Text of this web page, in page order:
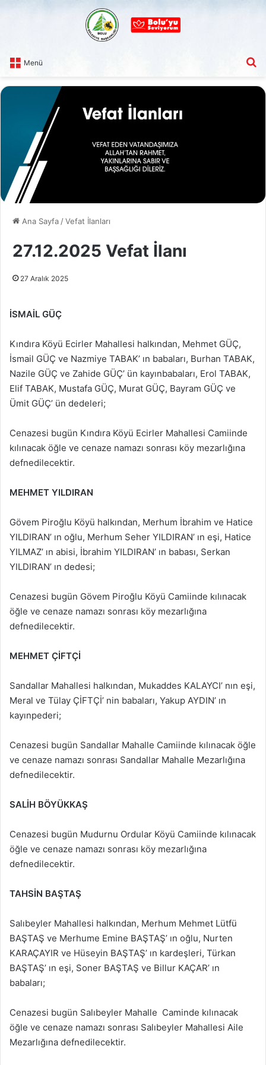
Menü
Ana Sayfa /Vefat İlanları
27.12.2025 Vefat İlanı
27 Aralık 2025
İSMAİL GÜÇ
Kındıra Köyü Ecirler Mahallesi halkından, Mehmet GÜÇ,
İsmail GÜÇ ve Nazmiye TABAK’ ın babaları, Burhan TABAK,
Nazile GÜÇ ve Zahide GÜÇ’ ün kayınbabaları, Erol TABAK,
Elif TABAK, Mustafa GÜÇ, Murat GÜÇ, Bayram GÜÇ ve
Ümit GÜÇ’ ün dedeleri;
Cenazesi bugün Kındıra Köyü Ecirler Mahallesi Camiinde
kılınacak öğle ve cenaze namazı sonrası köy mezarlığına
defnedilecektir.
MEHMET YILDIRAN
Gövem Piroğlu Köyü halkından, Merhum İbrahim ve Hatice
YILDIRAN’ ın oğlu, Merhum Seher YILDIRAN’ ın eşi, Hatice
YILMAZ’ ın abisi, İbrahim YILDIRAN’ ın babası, Serkan
YILDIRAN’ ın dedesi;
Cenazesi bugün Gövem Piroğlu Köyü Camiinde kılınacak
öğle ve cenaze namazı sonrası köy mezarlığına
defnedilecektir.
MEHMET ÇİFTÇİ
Sandallar Mahallesi halkından, Mukaddes KALAYCI’ nın eşi,
Meral ve Tülay ÇİFTÇİ’ nin babaları, Yakup AYDIN’ ın
kayınpederi;
Cenazesi bugün Sandallar Mahalle Camiinde kılınacak öğle
ve cenaze namazı sonrası Sandallar Mahalle Mezarlığına
defnedilecektir.
SALİH BÖYÜKKAŞ
Cenazesi bugün Mudurnu Ordular Köyü Camiinde kılınacak
öğle ve cenaze namazı sonrası köy mezarlığına
defnedilecektir.
TAHSİN BAŞTAŞ
Salıbeyler Mahallesi halkından, Merhum Mehmet Lütfü
BAŞTAŞ ve Merhume Emine BAŞTAŞ’ ın oğlu, Nurten
KARAÇAYIR ve Hüseyin BAŞTAŞ’ ın kardeşleri, Türkan
BAŞTAŞ’ ın eşi, Soner BAŞTAŞ ve Billur KAÇAR’ ın
babaları;
Cenazesi bugün Salıbeyler Mahalle Caminde kılınacak
öğle ve cenaze namazı sonrası Salıbeyler Mahallesi Aile
Mezarlığına defnedilecektir.